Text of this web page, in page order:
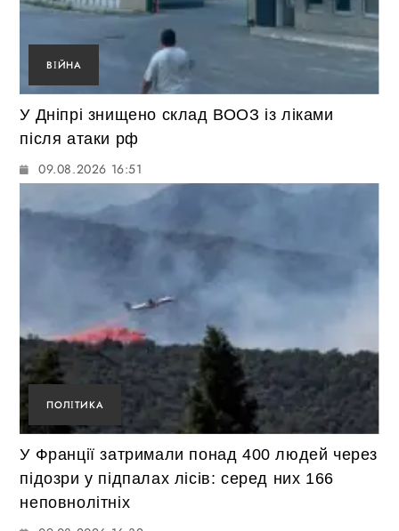
ВІЙНА
У Дніпрі знищено склад ВООЗ із ліками
після атаки рф
09.08.2026 16:51
ПОЛІТИКА
У Франції затримали понад 400 людей через
підозри у підпалах лісів: серед них 166
неповнолітніх